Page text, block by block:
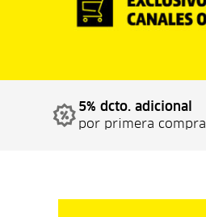
5% dcto. adicional
por primera compra